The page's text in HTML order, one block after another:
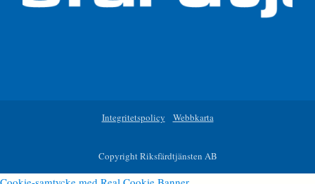
Integritetspolicy Webbkarta
Copyright Riksfärdtjänsten AB